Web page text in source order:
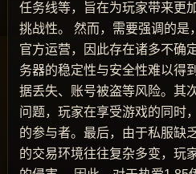
任务线等，旨在为玩家带来更
挑战性。 然而，需要强调的是
官方运营，因此存在诸多不确
务器的稳定性与安全性难以得
据丢失、账号被盗等风险。其
问题，玩家在享受游戏的同时
的参与者。最后，由于私服缺
的交易环境往往复杂多变，玩